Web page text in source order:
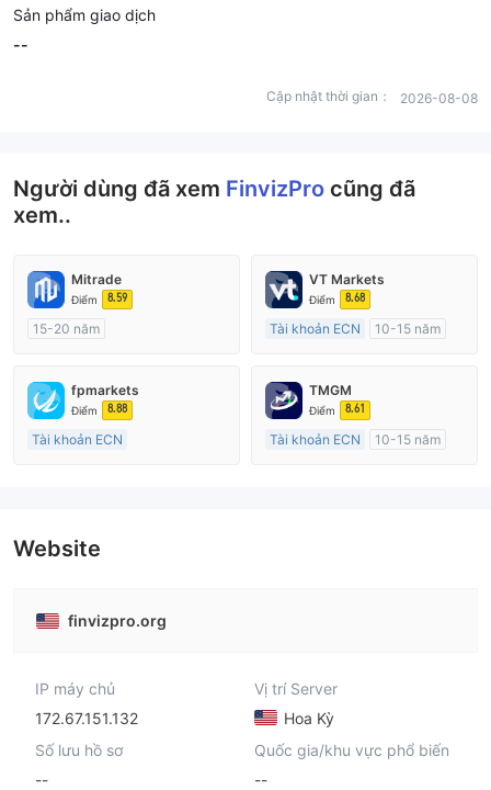
Sản phẩm giao dịch
--
Cập nhật thời gian： 2026-08-08
Người dùng đã xem FinvizPro cũng đã
xem..
Mitrade
Điểm 8.59
15-20 năm
Tự tìm hiểu
VT Markets
Điểm 8.68
Tài khoản ECN
10-15 năm
MT4 Chính thức
fpmarkets
Điểm 8.88
Tài khoản ECN
MT4 Chính thức
TMGM
Điểm 8.61
Tài khoản ECN
10-15 năm
Website
finvizpro.org
IP máy chủ
172.67.151.132
Vị trí Server
Hoa Kỳ
Số lưu hồ sơ
--
Quốc gia/khu vực phổ biến
--